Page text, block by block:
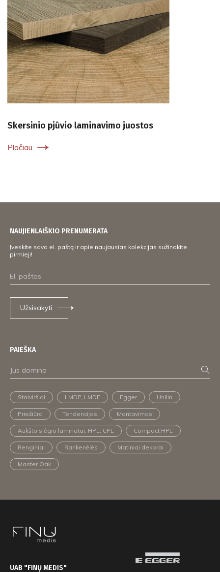
Skersinio pjūvio laminavimo juostos
Plačiau
UAB "FINŲ MEDIS"
NAUJIENLAIŠKIO PRENUMERATA
Įveskite savo el. paštą ir apie naujausias kolekcijas sužinokite
pirmieji!
Užsisakyti
PAIEŠKA
Stalviršiai LMDP, LMDF Egger Unilin
Priežiūra Tendencijos Montavimas
Aukšto slėgio laminatai, HPL, CPL Compact HPL
Renginiai Rankenėlės Matiniai dekorai
Master Oak